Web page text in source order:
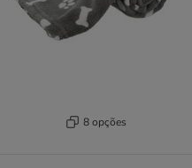
8 opções